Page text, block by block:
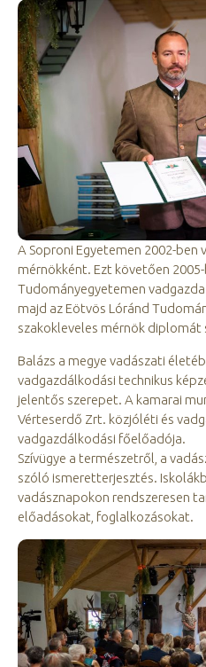
A Soproni Egyetemen 2002-ben
mérnökként. Ezt követően 2005-
Tudományegyetemen
majd az Eötvös Lóránd
szakokleveles mérnök diplomát
Balázs a megye vadászati
vadgazdálkodási technikus
jelentős szerepet. A kamarai
Vérteserdő Zrt. közjóléti és
vadgazdálkodási főelőadója.
Szívügye a természetről, a
szóló ismeretterjesztés.
vadásznapokon rendszeresen
előadásokat, foglalkozásokat.